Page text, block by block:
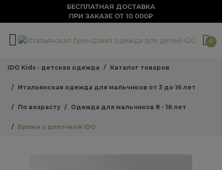
БЕСПЛАТНАЯ ДОСТАВКА
ПРИ ЗАКАЗЕ ОТ 10 000₽
0
IDO Kids - детская одежда Каталог товаров
Итальянская одежда для мальчиков от 3 до 16 лет
По возрасту Одежда для мальчиков 8 - 16 лет
Брюки с цепочкой iDO